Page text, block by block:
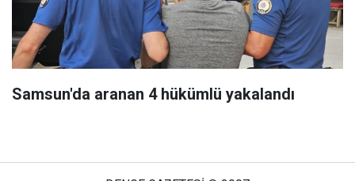
Samsun'da aranan 4 hükümlü yakalandı